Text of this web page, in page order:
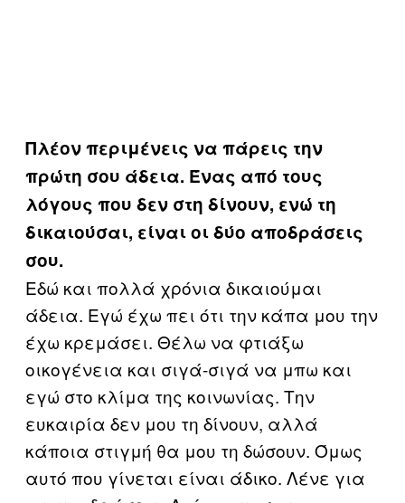
Πλέον περιμένεις να πάρεις την
πρώτη σου άδεια. Ένας από τους
λόγους που δεν στη δίνουν, ενώ τη
δικαιούσαι, είναι οι δύο αποδράσεις
σου.
Εδώ και πολλά χρόνια δικαιούμαι
άδεια. Εγώ έχω πει ότι την κάπα μου την
έχω κρεμάσει. Θέλω να φτιάξω
οικογένεια και σιγά-σιγά να μπω και
εγώ στο κλίμα της κοινωνίας. Την
ευκαιρία δεν μου τη δίνουν, αλλά
κάποια στιγμή θα μου τη δώσουν. Όμως
αυτό που γίνεται είναι άδικο. Λένε για